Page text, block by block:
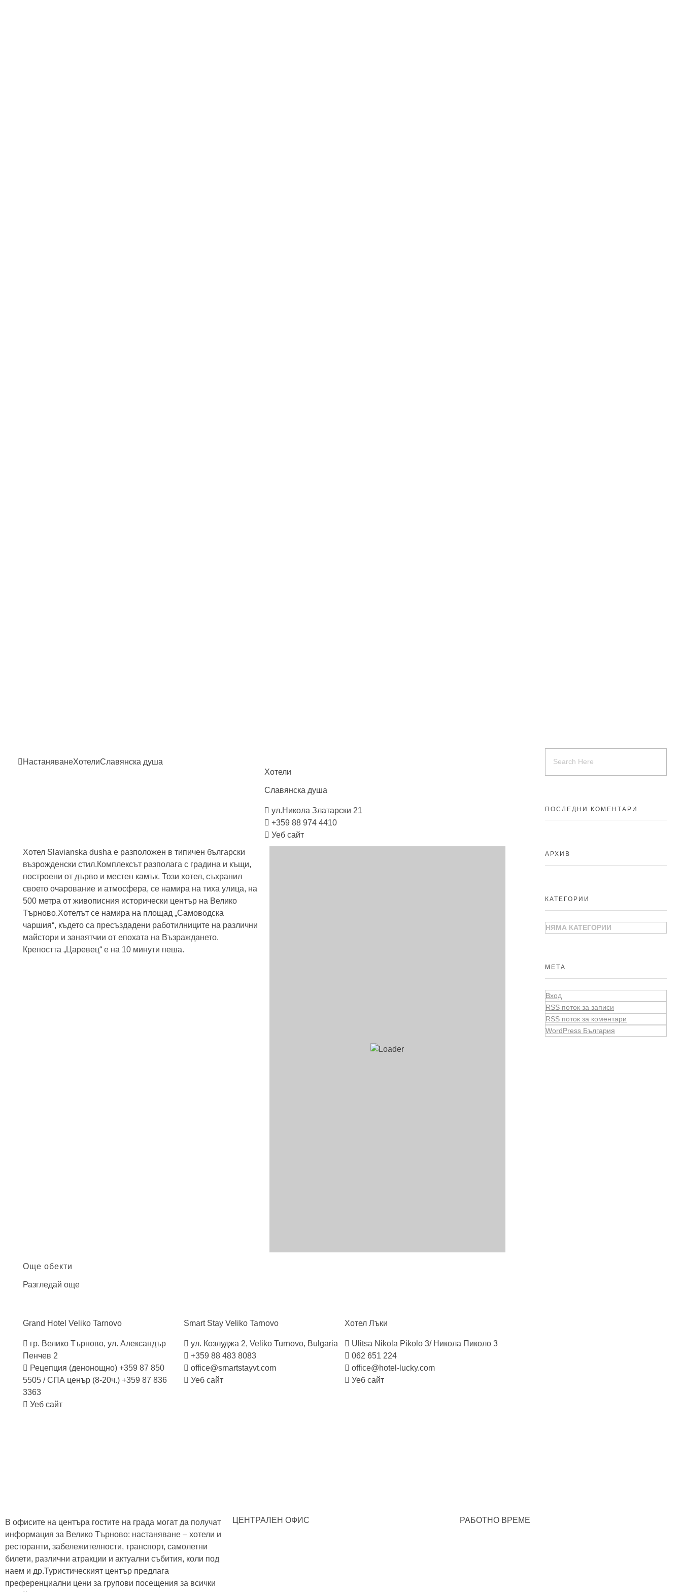
НастаняванеХотелиСлавянска душа
Хотели
Славянска душа
ул.Никола Златарски 21
+359 88 974 4410
Уеб сайт
Хотел Slavianska dusha е разположен в типичен български
възрожденски стил.Комплексът разполага с градина и къщи,
построени от дърво и местен камък. Този хотел, съхранил
своето очарование и атмосфера, се намира на тиха улица, на
500 метра от живописния исторически център на Велико
Търново.Хотелът се намира на площад „Самоводска
чаршия“, където са пресъздадени работилниците на различни
майстори и занаятчии от епохата на Възраждането.
Крепостта „Царевец“ е на 10 минути пеша.
Още обекти
Разгледай още
Grand Hotel Veliko Tarnovo
гр. Велико Търново, ул. Александър
Пенчев 2
Рецепция (денонощно) +359 87 850
5505 / СПА ценър (8-20ч.) +359 87 836
3363
Уеб сайт
Smart Stay Veliko Tarnovo
ул. Козлуджа 2, Veliko Turnovo, Bulgaria
+359 88 483 8083
office@smartstayvt.com
Уеб сайт
Хотел Лъки
Ulitsa Nikola Pikolo 3/ Никола Пиколо 3
062 651 224
office@hotel-lucky.com
Уеб сайт
ПОСЛЕДНИ КОМЕНТАРИ
АРХИВ
КАТЕГОРИИ
НЯМА КАТЕГОРИИ
МЕТА
Вход
RSS поток за записи
RSS поток за коментари
WordPress България
В офисите на центъра гостите на града могат да получат
информация за Велико Търново: настаняване – хотели и
ресторанти, забележителности, транспорт, самолетни
билети, различни атракции и актуални събития, коли под
наем и др.Туристическият център предлага
преференциални цени за групови посещения за всички
ЦЕНТРАЛЕН ОФИС РАБОТНО ВРЕМЕ